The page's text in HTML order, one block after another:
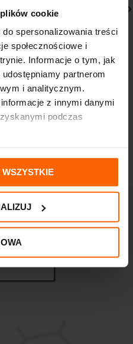
cookie
spersonalizowania treści
społecznościowe i
Informacje o tym, jak
partnerom
i analitycznym.
z innymi danymi
podczas
CeraVe L’Oreal
Oczyszczający Żel do
Mycia 473 ml
93,70zł